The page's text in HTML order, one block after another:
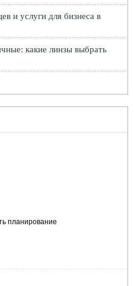
и услуги для бизнеса в
какие линзы выбрать
планирование